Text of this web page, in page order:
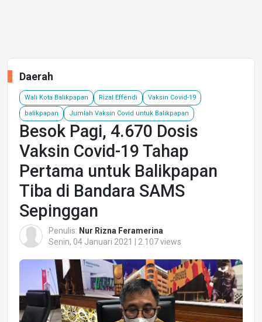
Daerah
Wali Kota Balikpapan Rizal Effendi Vaksin Covid-19
balikpapan Jumlah Vaksin Covid untuk Balikpapan
Besok Pagi, 4.670 Dosis
Vaksin Covid-19 Tahap
Pertama untuk Balikpapan
Tiba di Bandara SAMS
Sepinggan
Penulis: Nur Rizna Feramerina
Senin, 04 Januari 2021 | 2.107 views